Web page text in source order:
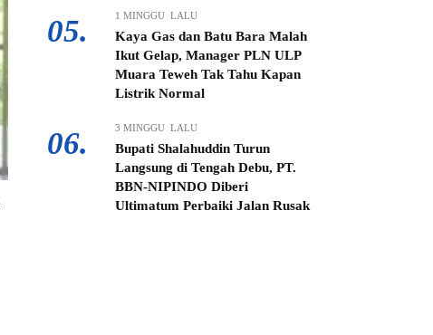
05. 1 MINGGU LALU
Kaya Gas dan Batu Bara Malah
Ikut Gelap, Manager PLN ULP
Muara Teweh Tak Tahu Kapan
Listrik Normal
06. 3 MINGGU LALU
Bupati Shalahuddin Turun
Langsung di Tengah Debu, PT.
BBN-NIPINDO Diberi
Ultimatum Perbaiki Jalan Rusak